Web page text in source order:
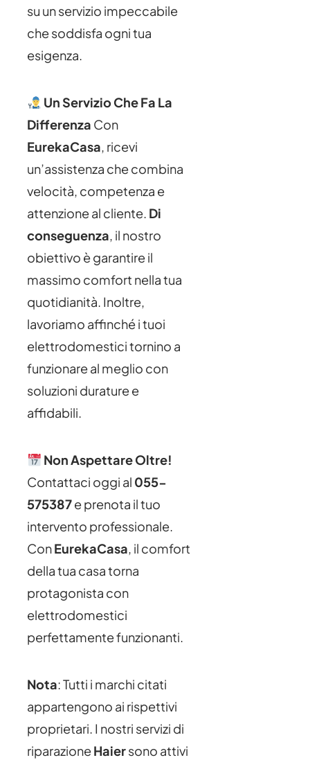
su un servizio impeccabile
che soddisfa ogni tua
esigenza.
Un Servizio Che Fa La
Differenza Con
EurekaCasa, ricevi
un’assistenza che combina
velocità, competenza e
attenzione al cliente. Di
conseguenza, il nostro
obiettivo è garantire il
massimo comfort nella tua
quotidianità. Inoltre,
lavoriamo affinché i tuoi
elettrodomestici tornino a
funzionare al meglio con
soluzioni durature e
affidabili.
Non Aspettare Oltre!
Contattaci oggi al 055-
575387e prenota il tuo
intervento professionale.
ConEurekaCasa, il comfort
della tua casa torna
protagonista con
elettrodomestici
perfettamente funzionanti.
Nota: Tutti i marchi citati
appartengono ai rispettivi
proprietari. I nostri servizi di
riparazioneHaiersono attivi